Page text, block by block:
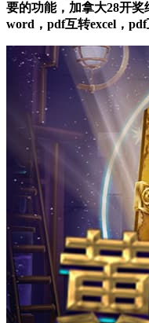
要的功能，加拿大28开
word，pdf互转excel，